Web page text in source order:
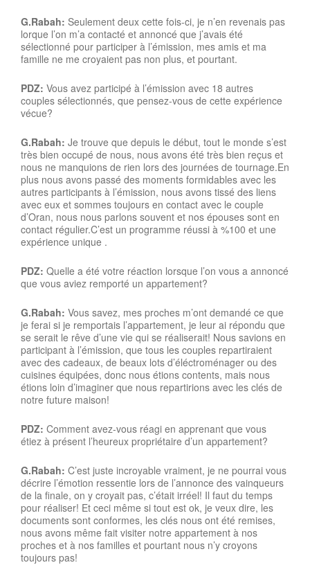
G.Rabah: Seulement deux cette fois-ci, je n’en revenais pas
lorque l’on m’a contacté et annoncé que j’avais été
sélectionné pour participer à l’émission, mes amis et ma
famille ne me croyaient pas non plus, et pourtant.
PDZ: Vous avez participé à l’émission avec 18 autres
couples sélectionnés, que pensez-vous de cette expérience
vécue?
G.Rabah: Je trouve que depuis le début, tout le monde s’est
très bien occupé de nous, nous avons été très bien reçus et
nous ne manquions de rien lors des journées de tournage.En
plus nous avons passé des moments formidables avec les
autres participants à l’émission, nous avons tissé des liens
avec eux et sommes toujours en contact avec le couple
d’Oran, nous nous parlons souvent et nos épouses sont en
contact régulier.C’est un programme réussi à %100 et une
expérience unique .
PDZ: Quelle a été votre réaction lorsque l’on vous a annoncé
que vous aviez remporté un appartement?
G.Rabah: Vous savez, mes proches m’ont demandé ce que
je ferai si je remportais l’appartement, je leur ai répondu que
se serait le rêve d’une vie qui se réaliserait! Nous savions en
participant à l’émission, que tous les couples repartiraient
avec des cadeaux, de beaux lots d’éléctroménager ou des
cuisines équipées, donc nous étions contents, mais nous
étions loin d’imaginer que nous repartirions avec les clés de
notre future maison!
PDZ: Comment avez-vous réagi en apprenant que vous
étiez à présent l’heureux propriétaire d’un appartement?
G.Rabah: C’est juste incroyable vraiment, je ne pourrai vous
décrire l’émotion ressentie lors de l’annonce des vainqueurs
de la finale, on y croyait pas, c’était irréel! Il faut du temps
pour réaliser! Et ceci même si tout est ok, je veux dire, les
documents sont conformes, les clés nous ont été remises,
nous avons même fait visiter notre appartement à nos
proches et à nos familles et pourtant nous n’y croyons
toujours pas!